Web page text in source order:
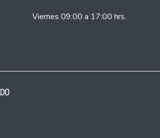
Viernes 09:00 a 17:00 hrs.